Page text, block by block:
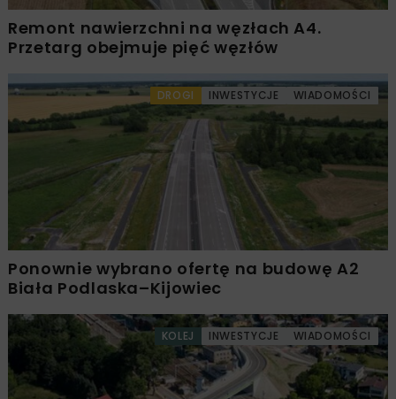
Remont nawierzchni na węzłach A4.
Przetarg obejmuje pięć węzłów
DROGI INWESTYCJE WIADOMOŚCI
Ponownie wybrano ofertę na budowę A2
Biała Podlaska–Kijowiec
KOLEJ INWESTYCJE WIADOMOŚCI